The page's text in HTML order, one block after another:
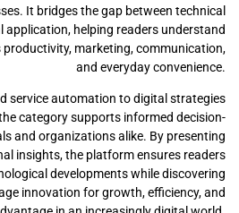
It bridges the gap between technical
application, helping readers understand
marketing, communication,
and everyday convenience.
service automation to digital strategies
category supports informed decision-
and organizations alike. By presenting
insights, the platform ensures readers
developments while discovering
innovation for growth, efficiency, and